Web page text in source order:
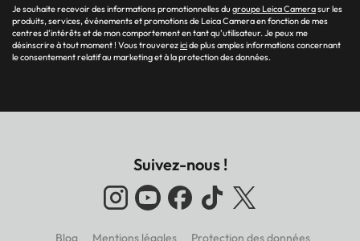
Je souhaite recevoir des informations promotionnelles du groupe Leica Camerasur les
produits, services, événements et promotions de Leica Camera en fonction de mes
centres d’intérêts et de mon comportement en tant qu’utilisateur. Je peux me
désinscrire à tout moment ! Vous trouverezicide plus amples informations concernant
le consentement relatif au marketing et à la protection des données.
Suivez-nous !
Blog Mentions légales Protection des données